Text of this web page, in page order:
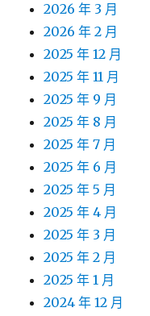
2026 年 3 月
2026 年 2 月
2025 年 12 月
2025 年 11 月
2025 年 9 月
2025 年 8 月
2025 年 7 月
2025 年 6 月
2025 年 5 月
2025 年 4 月
2025 年 3 月
2025 年 2 月
2025 年 1 月
2024 年 12 月